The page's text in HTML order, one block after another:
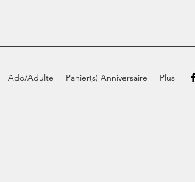
Ado/Adulte Panier(s) Anniversaire Plus